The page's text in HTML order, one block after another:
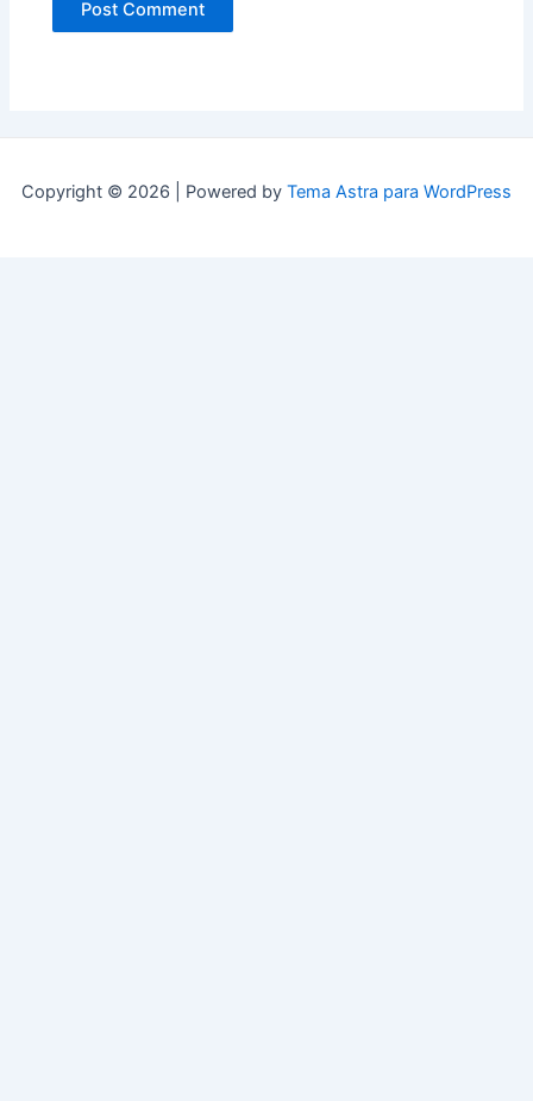
Copyright © 2026 | Powered by Tema Astra para WordPress